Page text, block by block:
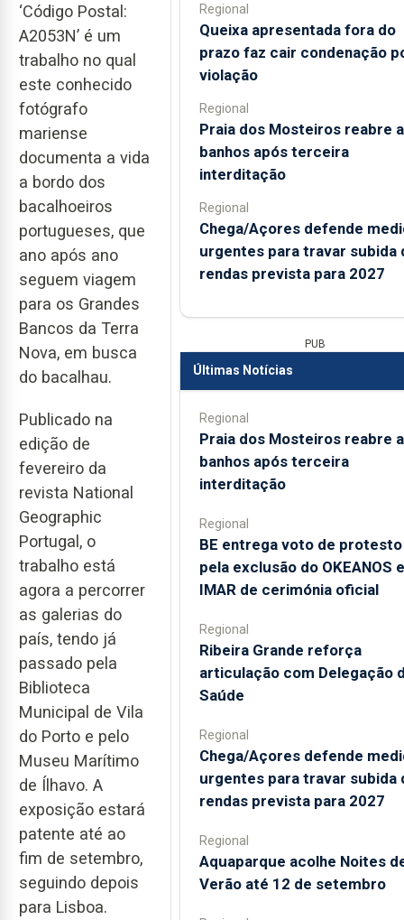
‘Código Postal:
A2053N’ é um
trabalho no qual
este conhecido
fotógrafo
mariense
documenta a vida
a bordo dos
bacalhoeiros
portugueses, que
ano após ano
seguem viagem
para os Grandes
Bancos da Terra
Nova, em busca
do bacalhau.
Publicado na
edição de
fevereiro da
revista National
Geographic
Portugal, o
trabalho está
agora a percorrer
as galerias do
país, tendo já
passado pela
Biblioteca
Municipal de Vila
do Porto e pelo
Museu Marítimo
de Ílhavo. A
exposição estará
patente até ao
fim de setembro,
seguindo depois
para Lisboa.
Regional
Queixa apresentada fora do
prazo faz cair condenação
violação
Regional
Praia dos Mosteiros reabre a
banhos após terceira
interditação
Regional
Chega/Açores defende
urgentes para travar subida
rendas prevista para 2027
PUB
Últimas Notícias
Regional
Praia dos Mosteiros reabre a
banhos após terceira
interditação
Regional
BE entrega voto de protesto
pela exclusão do OKEANOS e
IMAR de cerimónia oficial
Regional
Ribeira Grande reforça
articulação com Delegação
Saúde
Regional
Chega/Açores defende
urgentes para travar subida
rendas prevista para 2027
Regional
Aquaparque acolhe Noites
Verão até 12 de setembro